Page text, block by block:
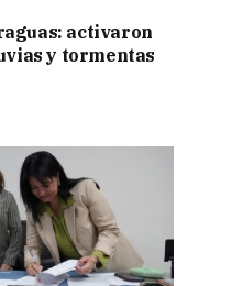
activaron
y tormentas